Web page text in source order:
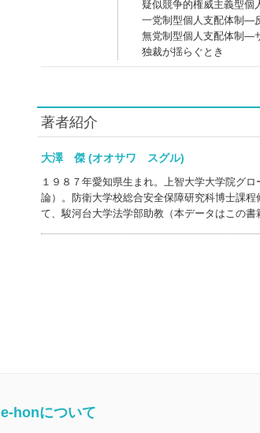
疑似競争的権威主義型
一党制型個人支配体制―
無党制型個人支配体制―
独裁が揺らぐとき
著者紹介
大澤 傑 (オオサワ スグル)
１９８７年愛知県生まれ。上智大学大学院グ
論）。防衛大学校総合安全保障研究科博士課
て、駿河台大学法学部助教（本データはこの書
e-honについて